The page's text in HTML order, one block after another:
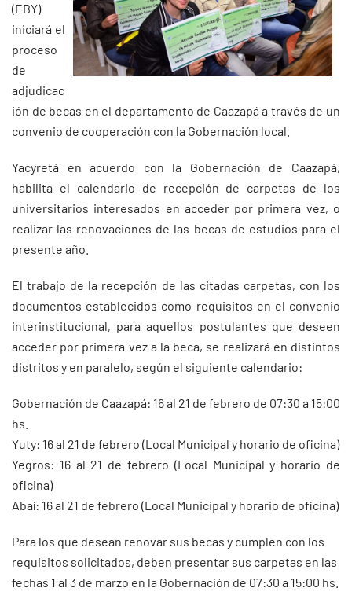
(EBY)
iniciará el
proceso
de
adjudicac
ión de becas en el departamento de Caazapá a través de un
convenio de cooperación con la Gobernación local.
Yacyretá en acuerdo con la Gobernación de Caazapá,
habilita el calendario de recepción de carpetas de los
universitarios interesados en acceder por primera vez, o
realizar las renovaciones de las becas de estudios para el
presente año.
El trabajo de la recepción de las citadas carpetas, con los
documentos establecidos como requisitos en el convenio
interinstitucional, para aquellos postulantes que deseen
acceder por primera vez a la beca, se realizará en distintos
distritos y en paralelo, según el siguiente calendario:
Gobernación de Caazapá: 16 al 21 de febrero de 07:30 a 15:00
hs.
Yuty: 16 al 21 de febrero (Local Municipal y horario de oficina)
Yegros: 16 al 21 de febrero (Local Municipal y horario de
oficina)
Abaí: 16 al 21 de febrero (Local Municipal y horario de oficina)
Para los que desean renovar sus becas y cumplen con los
requisitos solicitados, deben presentar sus carpetas en las
fechas 1 al 3 de marzo en la Gobernación de 07:30 a 15:00 hs.